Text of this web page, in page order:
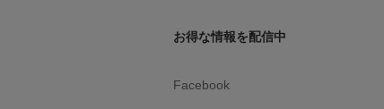
お得な情報を配信中
Facebook